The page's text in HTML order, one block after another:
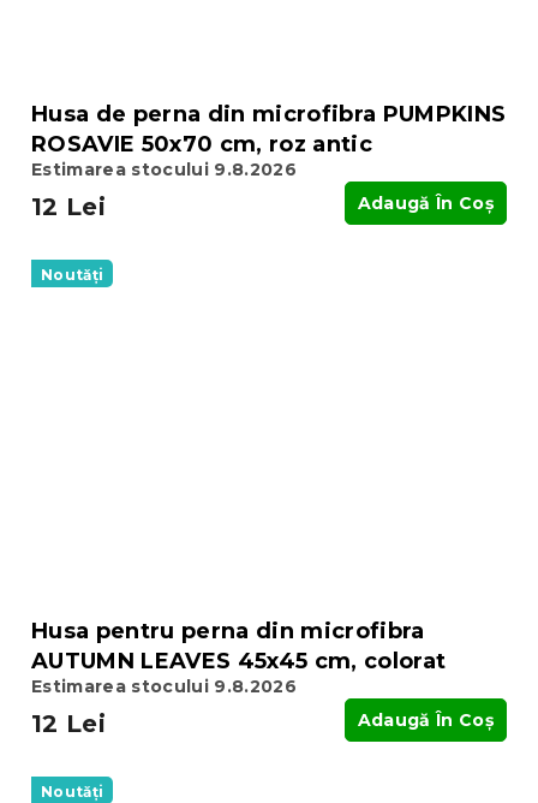
Husa de perna din microfibra PUMPKINS
ROSAVIE 50x70 cm, roz antic
Estimarea stocului 9.8.2026
12 Lei Adaugă În Coş
Noutăți
Husa pentru perna din microfibra
AUTUMN LEAVES 45x45 cm, colorat
Estimarea stocului 9.8.2026
12 Lei Adaugă În Coş
Noutăți